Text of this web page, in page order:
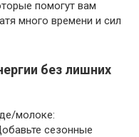
помогут вам
много времени и сил
без лишних
молоке:
сезонные